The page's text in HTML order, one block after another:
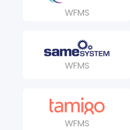
WFMS
WFMS
WFMS